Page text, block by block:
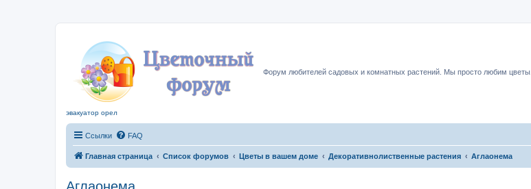
Форум любителей садовых и комнатных растений. Мы просто любим цветы.
эвакуатор орел
Ссылки FAQ
Главная страница Список форумов Цветы в вашем доме Декоративнолиственные растения Аглаонема